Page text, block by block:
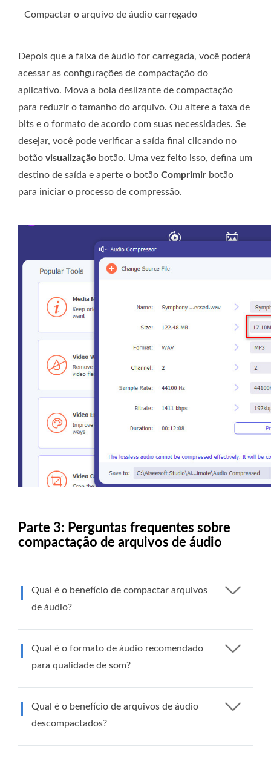
Compactar o arquivo de áudio carregado
Depois que a faixa de áudio for carregada, você poderá
acessar as configurações de compactação do
aplicativo. Mova a bola deslizante de compactação
para reduzir o tamanho do arquivo. Ou altere a taxa de
bits e o formato de acordo com suas necessidades. Se
desejar, você pode verificar a saída final clicando no
botão visualização botão. Uma vez feito isso, defina um
destino de saída e aperte o botão Comprimir botão
para iniciar o processo de compressão.
Parte 3: Perguntas frequentes sobre
compactação de arquivos de áudio
Qual é o benefício de compactar arquivos
de áudio?
Qual é o formato de áudio recomendado
para qualidade de som?
Qual é o benefício de arquivos de áudio
descompactados?